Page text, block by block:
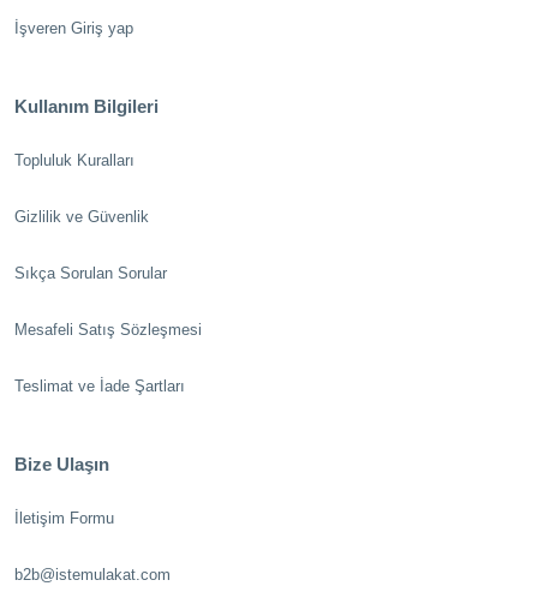
İşveren Giriş yap
Kullanım Bilgileri
Topluluk Kuralları
Gizlilik ve Güvenlik
Sıkça Sorulan Sorular
Mesafeli Satış Sözleşmesi
Teslimat ve İade Şartları
Bize Ulaşın
İletişim Formu
b2b@istemulakat.com